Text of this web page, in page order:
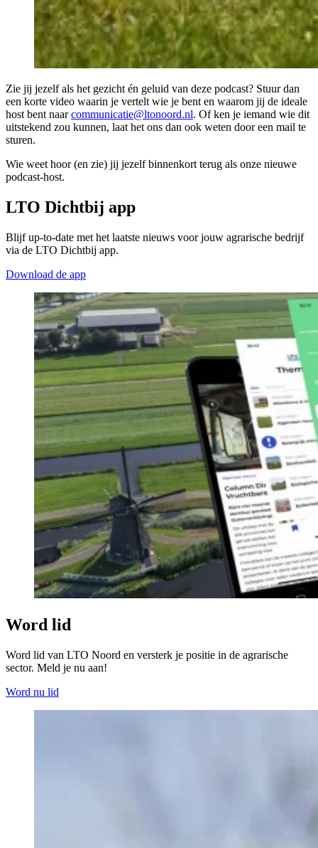
Zie jij jezelf als het gezicht én geluid van deze podcast? Stuur dan
een korte video waarin je vertelt wie je bent en waarom jij de ideale
host bent naarcommunicatie@ltonoord.nl. Of ken je iemand wie dit
uitstekend zou kunnen, laat het ons dan ook weten door een mail te
sturen.
Wie weet hoor (en zie) jij jezelf binnenkort terug als onze nieuwe
podcast-host.
LTO Dichtbij app
Blijf up-to-date met het laatste nieuws voor jouw agrarische bedrijf
via de LTO Dichtbij app.
Download de app
Word lid
Word lid van LTO Noord en versterk je positie in de agrarische
sector. Meld je nu aan!
Word nu lid